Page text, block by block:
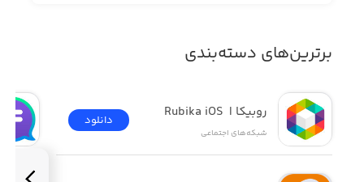
برترین‌های دسته‌بندی
روبیکا |  Rubika iOS
شبکه‌های اجتماعی
دانلود